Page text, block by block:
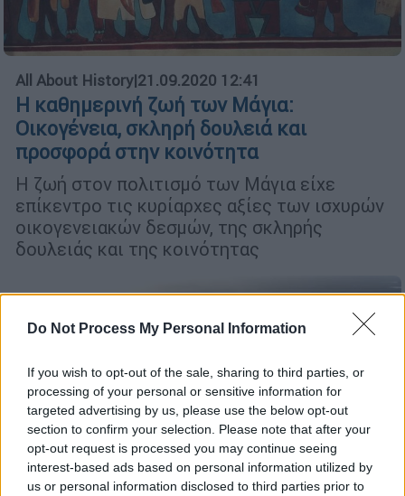
Do Not Process My Personal Information
If you wish to opt-out of the sale, sharing to third parties, or
processing of your personal or sensitive information for
targeted advertising by us, please use the below opt-out
section to confirm your selection. Please note that after your
opt-out request is processed you may continue seeing
interest-based ads based on personal information utilized by
us or personal information disclosed to third parties prior to
All About History|21.09.2020 12:41
Η καθημερινή ζωή των Μάγια:
Οικογένεια, σκληρή δουλειά και
προσφορά στην κοινότητα
Η ζωή στον πολιτισμό των Μάγια είχε
επίκεντρο τις κυρίαρχες αξίες των ισχυρών
οικογενειακών δεσμών, της σκληρής
δουλειάς και της κοινότητας